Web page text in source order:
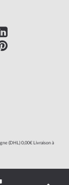
(DHL) 0,00€ Livraison à
en œuvre